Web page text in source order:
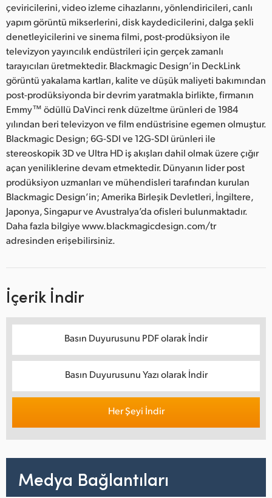
çeviricilerini, video izleme cihazlarını, yönlendiricileri, canlı
yapım görüntü mikserlerini, disk kaydedicilerini, dalga şekli
denetleyicilerini ve sinema filmi, post-prodüksiyon ile
televizyon yayıncılık endüstrileri için gerçek zamanlı
tarayıcıları üretmektedir. Blackmagic Design’in DeckLink
görüntü yakalama kartları, kalite ve düşük maliyeti bakımından
post-prodüksiyonda bir devrim yaratmakla birlikte, firmanın
Emmy™ ödüllü DaVinci renk düzeltme ürünleri de 1984
yılından beri televizyon ve film endüstrisine egemen olmuştur.
Blackmagic Design; 6G-SDI ve 12G-SDI ürünleri ile
stereoskopik 3D ve Ultra HD iş akışları dahil olmak üzere çığır
açan yeniliklerine devam etmektedir. Dünyanın lider post
prodüksiyon uzmanları ve mühendisleri tarafından kurulan
Blackmagic Design’in; Amerika Birleşik Devletleri, İngiltere,
Japonya, Singapur ve Avustralya’da ofisleri bulunmaktadır.
Daha fazla bilgiye www.blackmagicdesign.com/tr
adresinden erişebilirsiniz.
İçerik İndir
Basın Duyurusunu PDF olarak İndir
Basın Duyurusunu Yazı olarak İndir
Her Şeyi İndir
Medya Bağlantıları